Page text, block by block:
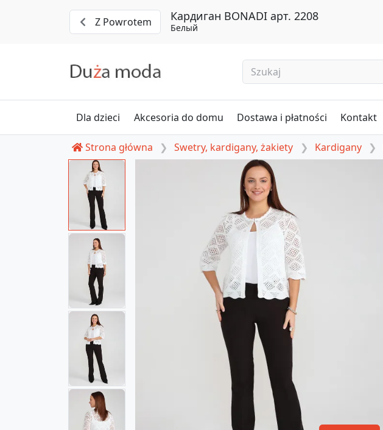
Z Powrotem Кардиган BONADI арт. 2208
Белый
Dla dzieci Akcesoria do domu Dostawa i płatności Kontakt
Strona główna Swetry, kardigany, żakiety Kardigany